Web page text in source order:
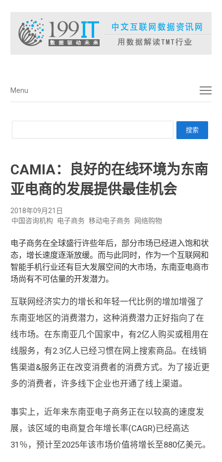
菜单
Menu
CAMIA：良好的在线环境为东南
亚电商的发展提供最佳机会
2018年09月21日
中国咨询机构
电子商务 移动电子商务 网络购物
电子商务在全球盛行许些年后，部分市场已经进入饱和状
态，增长速度逐渐放缓。而与此同时，作为一个互联网和
智能手机行业还有巨大发展空间的大市场，东南亚电商市
场尚有不可估量的开发潜力。
互联网经济实力的增长和年轻一代比例的增加增强了
东南亚地区的消费潜力，这种消费潜力正好指向了在
线市场。在东南亚几个国家中，有2亿人购买或租用在
线服务，有2.3亿人已经习惯在网上搜索商品。在线销
售渠道&服务正在改变消费者的消费方式。为了接近更
多的消费者，许多线下企业也开通了线上渠道。
事实上，近年来东南亚电子商务正在以较高的速度发
展，该区域的电商复合年增长率(CAGR)已经高达
31％，预计至2025年该市场价值将增长至880亿美元。